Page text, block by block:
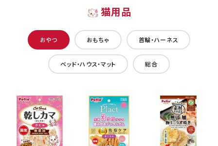
猫用品
おやつ おもちゃ 首輪・ハーネス
ベッド・ハウス・マット 総合